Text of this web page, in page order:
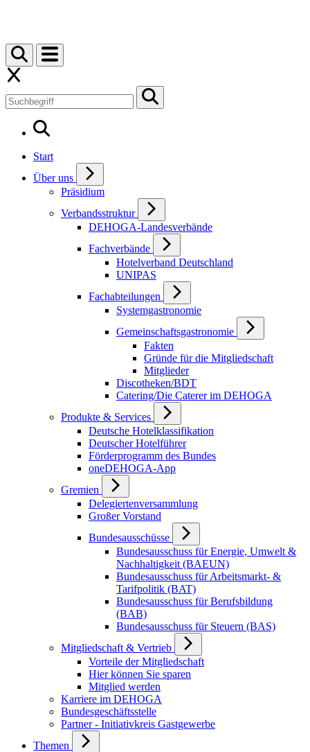
Start
Über uns
Präsidium
Verbandsstruktur
DEHOGA-Landesverbände
Fachverbände
Hotelverband Deutschland
UNIPAS
Fachabteilungen
Systemgastronomie
Gemeinschaftsgastronomie
Fakten
Gründe für die Mitgliedschaft
Mitglieder
Discotheken/BDT
Catering/Die Caterer im DEHOGA
Produkte & Services
Deutsche Hotelklassifikation
Deutscher Hotelführer
Förderprogramm des Bundes
oneDEHOGA-App
Gremien
Delegiertenversammlung
Großer Vorstand
Bundesausschüsse
Bundesausschuss für Energie, Umwelt &
Nachhaltigkeit (BAEUN)
Bundesausschuss für Arbeitsmarkt- &
Tarifpolitik (BAT)
Bundesausschuss für Berufsbildung
(BAB)
Bundesausschuss für Steuern (BAS)
Mitgliedschaft & Vertrieb
Vorteile der Mitgliedschaft
Hier können Sie sparen
Mitglied werden
Karriere im DEHOGA
Bundesgeschäftsstelle
Partner - Initiativkreis Gastgewerbe
Themen